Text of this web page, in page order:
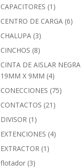
CAPACITORES (1)
CENTRO DE CARGA (6)
CHALUPA (3)
CINCHOS (8)
CINTA DE AISLAR NEGRA
19MM X 9MM (4)
CONECCIONES (75)
CONTACTOS (21)
DIVISOR (1)
EXTENCIONES (4)
EXTRACTOR (1)
flotador (3)